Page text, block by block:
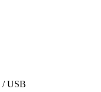
/ USB